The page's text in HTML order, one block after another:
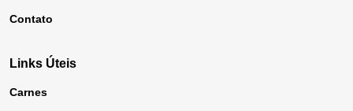
Contato
Links Úteis
Carnes